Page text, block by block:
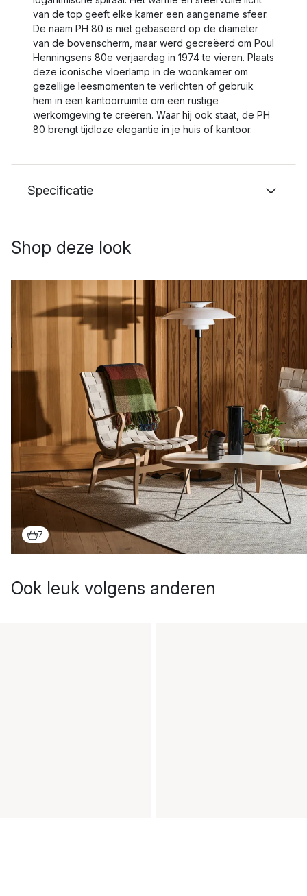
van de top geeft elke kamer een aangename sfeer.
De naam PH 80 is niet gebaseerd op de diameter
van de bovenscherm, maar werd gecreëerd om Poul
Henningsens 80e verjaardag in 1974 te vieren. Plaats
deze iconische vloerlamp in de woonkamer om
gezellige leesmomenten te verlichten of gebruik
hem in een kantoorruimte om een rustige
werkomgeving te creëren. Waar hij ook staat, de PH
80 brengt tijdloze elegantie in je huis of kantoor.
Specificatie
Shop deze look
7
Ook leuk volgens anderen